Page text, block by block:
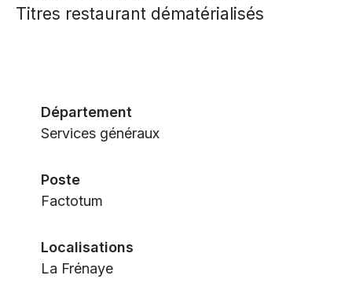
Titres restaurant dématérialisés
Département
Services généraux
Poste
Factotum
Localisations
La Frénaye